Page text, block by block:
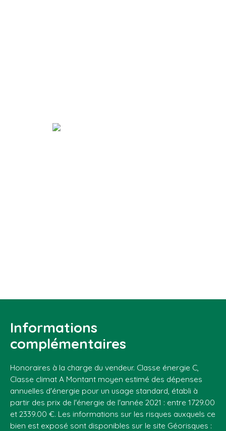
Informations
complémentaires
Honoraires à la charge du vendeur. Classe énergie C,
Classe climat A Montant moyen estimé des dépenses
annuelles d'énergie pour un usage standard, établi à
partir des prix de l'énergie de l'année 2021 : entre 1729.00
et 2339.00 €. Les informations sur les risques auxquels ce
bien est exposé sont disponibles sur le site Géorisques :